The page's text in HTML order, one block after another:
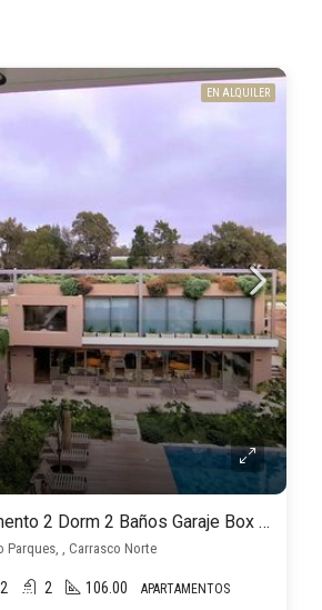
EN ALQUILER
Alquiler Apartamento 2 Dorm 2 Baños Garaje Box Amenities, Barrio Parques
Parques, , Carrasco Norte
2 2 106.00 APARTAMENTOS